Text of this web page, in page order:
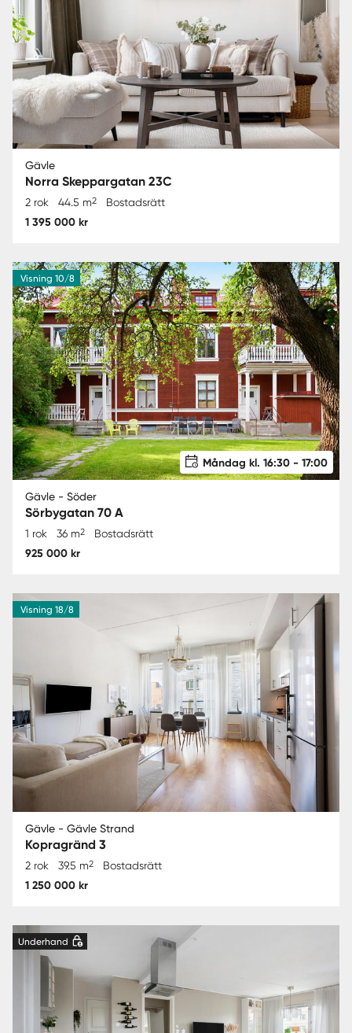
Gävle
Norra Skeppargatan 23C
2 rok 44.5 m2 Bostadsrätt
1 395 000 kr
Visning 10/8
Måndag kl. 16:30 - 17:00
Gävle - Söder
Sörbygatan 70 A
1 rok 36 m2 Bostadsrätt
925 000 kr
Visning 18/8
Gävle - Gävle Strand
Kopragränd 3
2 rok 39.5 m2 Bostadsrätt
1 250 000 kr
Underhand